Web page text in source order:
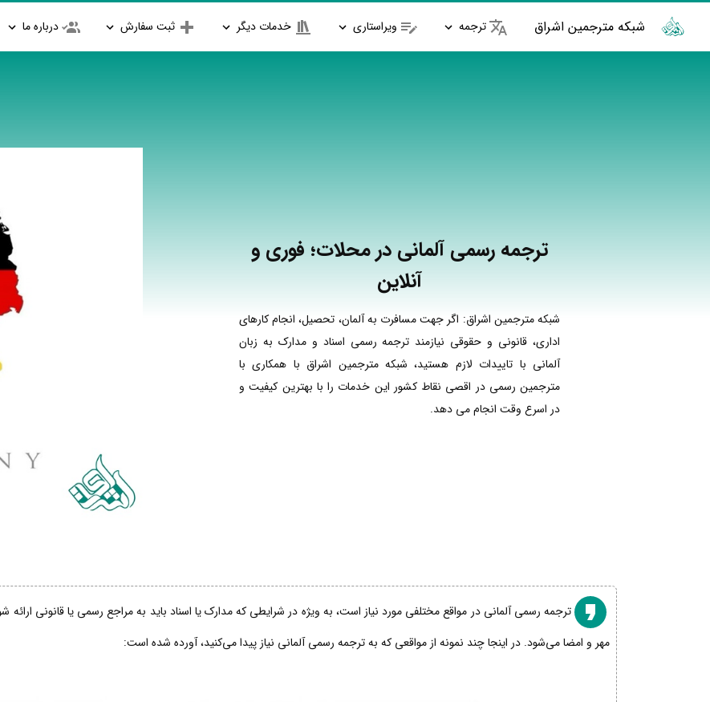
شبکه مترجمین اشراق ترجمه ویراستاری خدمات دیگر ثبت سفارش درباره ما
ترجمه رسمی آلمانی در محلات؛ فوری و
آنلاین
شبکه مترجمین اشراق: اگر جهت مسافرت به آلمان، تحصیل، انجام کارهای
اداری، قانونی و حقوقی نیازمند ترجمه رسمی اسناد و مدارک به زبان
آلمانی با تاییدات لازم هستید، شبکه مترجمین اشراق با همکاری با
مترجمین رسمی در اقصی نقاط کشور این خدمات را با بهترین کیفیت و
در اسرع وقت انجام می دهد.
ترجمه رسمی آلمانی در مواقع مختلفی مورد نیاز است، به ویژه در شرایطی که مدارک یا اسناد باید به مراجع رسمی یا قانونی
مهر و امضا می‌شود. در اینجا چند نمونه از مواقعی که به ترجمه رسمی آلمانی نیاز پیدا می‌کنید، آورده شده است: